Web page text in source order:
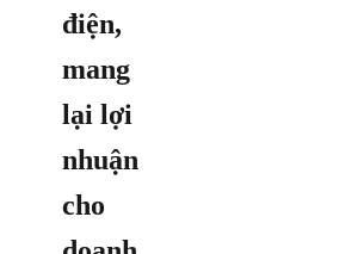
điện,
mang
lại lợi
nhuận
cho